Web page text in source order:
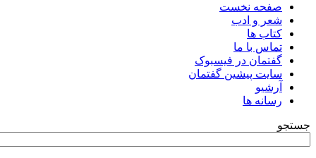
صفحه نخست
شعر و ادب
کتاب ها
تماس با ما
گفتمان در فیسبوک
سایت پیشین گفتمان
آرشیو
رسانه ها
جستجو